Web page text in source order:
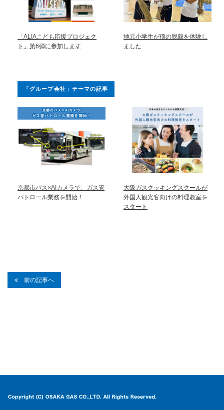
「ALIAこども応援プロジェク
ト」第6弾に参加します
地元小学生が稲の脱穀を体験し
ました
「グループ会社」テーマの記事
京都市バス×AIカメラで、ガス管
パトロール業務を開始！
大阪ガスクッキングスクールが
外国人観光客向けの料理教室を
スタート
前の記事へ